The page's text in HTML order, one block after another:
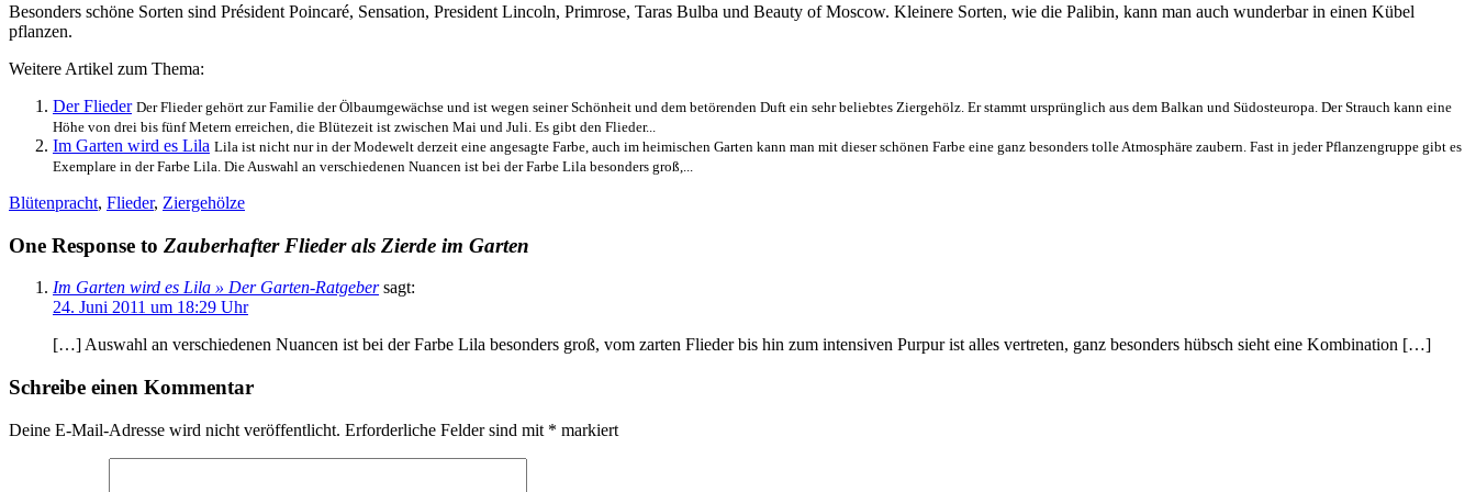
Besonders schöne Sorten sind Président Poincaré, Sensation, President Lincoln, Primrose, Taras Bulba und Beauty of Moscow. Kleinere Sorten, wie die Palibin, kann man auch wunderbar in einen Kübel
pflanzen.
Weitere Artikel zum Thema:
Der Flieder Der Flieder gehört zur Familie der Ölbaumgewächse und ist wegen seiner Schönheit und dem betörenden Duft ein sehr beliebtes Ziergehölz. Er stammt ursprünglich aus dem Balkan und Südosteuropa. Der Strauch kann eine
Höhe von drei bis fünf Metern erreichen, die Blütezeit ist zwischen Mai und Juli. Es gibt den Flieder...
Im Garten wird es Lila Lila ist nicht nur in der Modewelt derzeit eine angesagte Farbe, auch im heimischen Garten kann man mit dieser schönen Farbe eine ganz besonders tolle Atmosphäre zaubern. Fast in jeder Pflanzengruppe gibt es
Exemplare in der Farbe Lila. Die Auswahl an verschiedenen Nuancen ist bei der Farbe Lila besonders groß,...
Blütenpracht, Flieder, Ziergehölze
One Response to Zauberhafter Flieder als Zierde im Garten
Im Garten wird es Lila » Der Garten-Ratgeber sagt:
24. Juni 2011 um 18:29 Uhr
[…] Auswahl an verschiedenen Nuancen ist bei der Farbe Lila besonders groß, vom zarten Flieder bis hin zum intensiven Purpur ist alles vertreten, ganz besonders hübsch sieht eine Kombination […]
Schreibe einen Kommentar
Deine E-Mail-Adresse wird nicht veröffentlicht. Erforderliche Felder sind mit * markiert